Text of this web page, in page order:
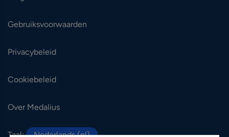
Gebruiksvoorwaarden
Privacybeleid
Cookiebeleid
Over Medalius
Taal: Nederlands (nl)